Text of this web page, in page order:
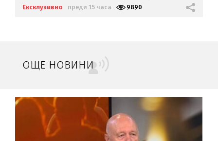
Ексклузивно преди 15 часа 9890
ОЩЕ НОВИНИ